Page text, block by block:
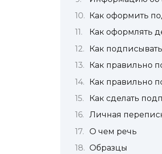
Как оформить
Как оформлять
Как
Как правильно
Как правильно
Как сделать
Личная
О чем речь
Образцы